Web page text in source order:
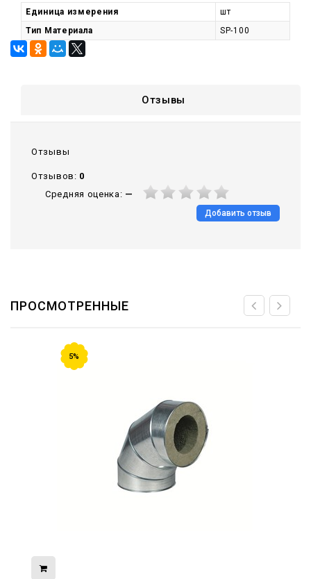
Единица измерения
шт
Тип Материала
SP-100
Отзывы
Отзывы
Отзывов: 0
Средняя оценка: —
Добавить отзыв
ПРОСМОТРЕННЫЕ
5%